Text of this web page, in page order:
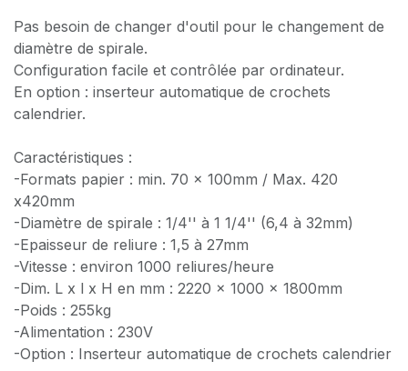
Pas besoin de changer d'outil pour le changement de
diamètre de spirale.
Configuration facile et contrôlée par ordinateur.
En option : inserteur automatique de crochets
calendrier.
Caractéristiques :
-Formats papier : min. 70 x 100mm / Max. 420
x420mm
-Diamètre de spirale : 1/4'' à 1 1/4'' (6,4 à 32mm)
-Epaisseur de reliure : 1,5 à 27mm
-Vitesse : environ 1000 reliures/heure
-Dim. L x l x H en mm : 2220 x 1000 x 1800mm
-Poids : 255kg
-Alimentation : 230V
-Option : Inserteur automatique de crochets calendrier